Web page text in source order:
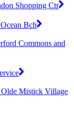
Shopping Ctr
Bch
Commons and
Mistick Village